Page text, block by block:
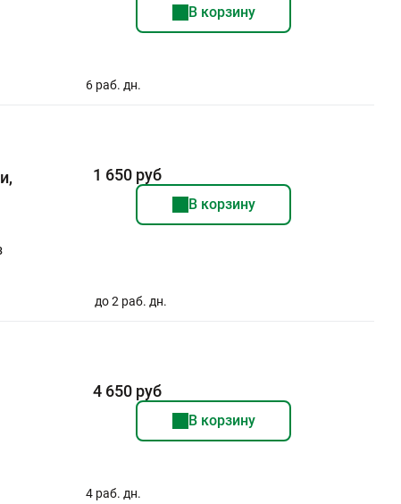
В корзину
6 раб. дн.
1 650 руб
В корзину
до 2 раб. дн.
4 650 руб
В корзину
4 раб. дн.